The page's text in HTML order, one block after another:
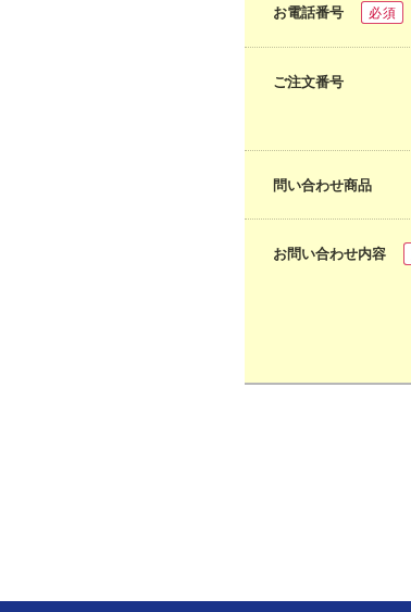
お電話番号 必須
ご注文番号
問い合わせ商品
お問い合わせ内容